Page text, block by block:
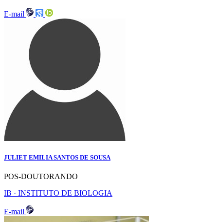
E-mail
JULIET EMILIA SANTOS DE SOUSA
POS-DOUTORANDO
IB · INSTITUTO DE BIOLOGIA
E-mail